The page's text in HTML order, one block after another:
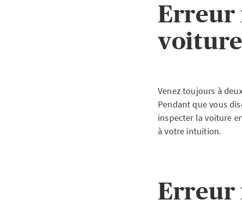
Erreur
Venez toujours à
Pendant que vous
inspecter la voiture
à votre intuition.
Erreur